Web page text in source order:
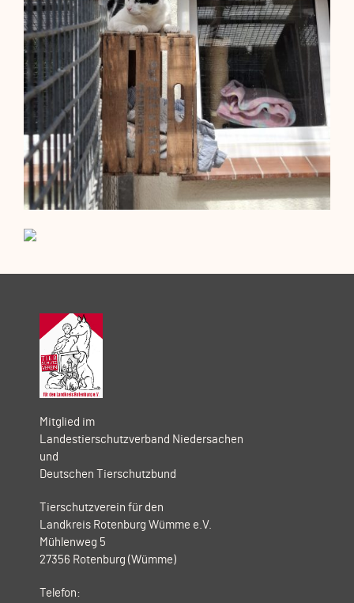
Mitglied im
Landestierschutzverband Niedersachen
und
Deutschen Tierschutzbund
Tierschutzverein für den
Landkreis Rotenburg Wümme e.V.
Mühlenweg 5
27356 Rotenburg (Wümme)
Telefon: